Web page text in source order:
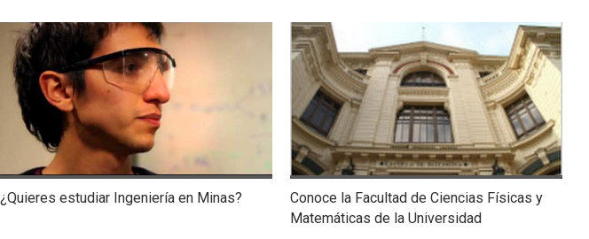
¿Quieres estudiar Ingeniería en Minas?
Conoce la Facultad de Ciencias Físicas y
Matemáticas de la Universidad